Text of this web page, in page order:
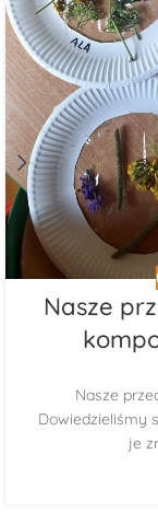
Nasze
Nasze
Dowiedzieliśmy
je